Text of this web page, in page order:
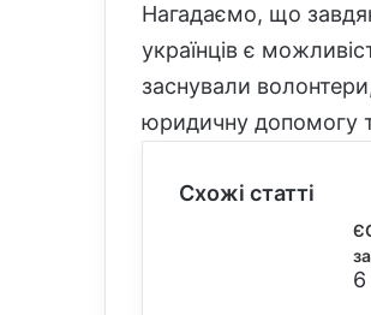
Нагадаємо, що
українців є
заснували
юридичну допомогу
Схожі статті
6